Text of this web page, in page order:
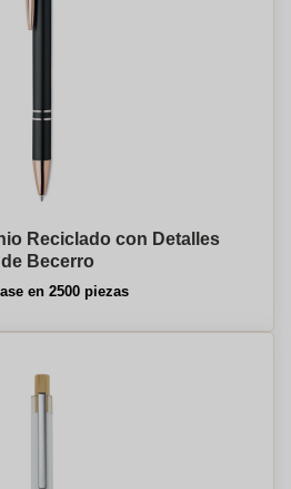
Reciclado con Detalles
Becerro
en 2500 piezas